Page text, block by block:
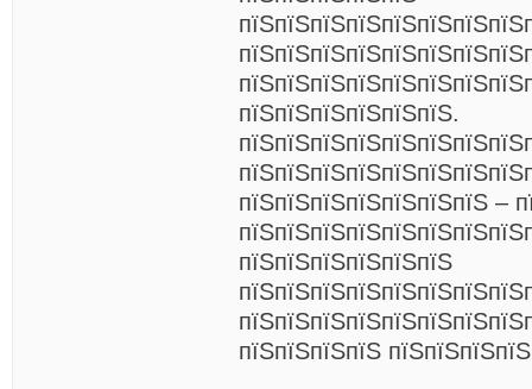
пїЅпїЅпїЅпїЅпїЅпїЅ.
пїЅпїЅпїЅпїЅпїЅпїЅпїЅ –
пїЅпїЅпїЅпїЅпїЅпїЅ
пїЅпїЅпїЅпїЅ